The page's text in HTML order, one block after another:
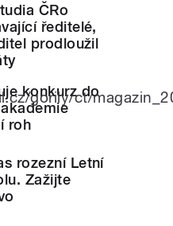
gorily/ct/
ČRo
ředitelé,
prodloužil
konkurz do
roh
rozezní Letní
Zažijte